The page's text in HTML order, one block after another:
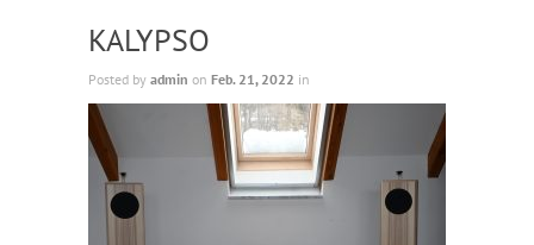
KALYPSO
Posted by admin on Feb. 21, 2022 in